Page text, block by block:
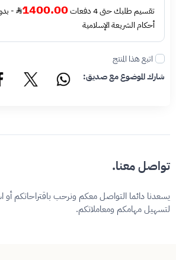
تقسيم طلبك حتى 4 دفعات 1400.00
-
أحكام الشريعة الإسلامية
اتبع هذا المنتج
شارك الموضوع مع صديق:
تواصل معنا.
يسعدنا دائما التواصل معكم ونرحب باقتراحاتكم أو
لتسهيل مهامكم ومعاملاتكم.